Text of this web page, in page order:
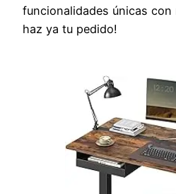
funcionalidades únicas con
haz ya tu pedido!